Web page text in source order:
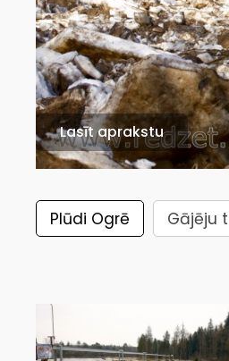
Lasīt aprakstu
Plūdi Ogrē Gājēju